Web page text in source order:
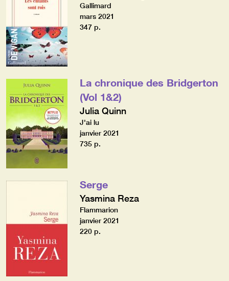
Gallimard
mars 2021
347 p.
La chronique des Bridgerton
(Vol 1&2)
Julia Quinn
J'ai lu
janvier 2021
735 p.
Serge
Yasmina Reza
Flammarion
janvier 2021
220 p.